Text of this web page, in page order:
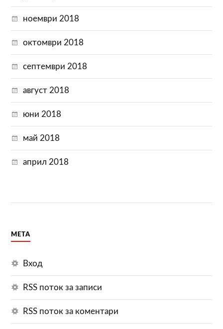
ноември 2018
октомври 2018
септември 2018
август 2018
юни 2018
май 2018
април 2018
МЕТА
Вход
RSS поток за записи
RSS поток за коментари